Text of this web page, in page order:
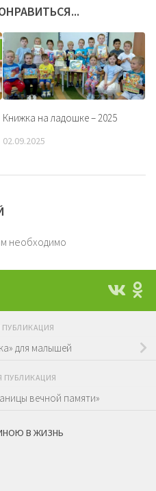
Книжка на ладошке – 2025
02.09.2025
необходимо
для малышей
ПУБЛИКАЦИЯ
вечной памяти»
В ЖИЗНЬ